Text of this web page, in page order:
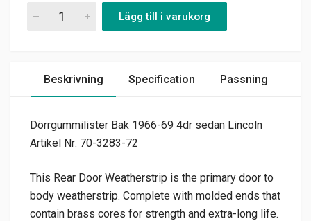
Lägg till i varukorg
Beskrivning Specification Passning
Dörrgummilister Bak 1966-69 4dr sedan Lincoln
Artikel Nr: 70-3283-72
This Rear Door Weatherstrip is the primary door to
body weatherstrip. Complete with molded ends that
contain brass cores for strength and extra-long life.